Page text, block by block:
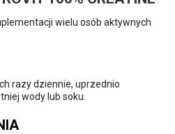
wielu osób aktywnych
razy dziennie, uprzednio
wody lub soku.